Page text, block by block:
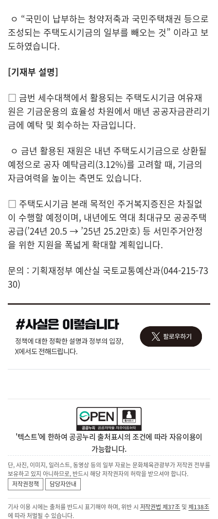
ㅇ “국민이 납부하는 청약저축과 국민주택채권 등으로
조성되는 주택도시기금의 일부를 빼오는 것” 이라고 보
도하였습니다.
[기재부 설명]
□ 금번 세수대책에서 활용되는 주택도시기금 여유재
원은 기금운용의 효율성 차원에서 매년 공공자금관리기
금에 예탁 및 회수하는 자금입니다.
ㅇ 금년 활용된 재원은 내년 주택도시기금으로 상환될
예정으로 공자 예탁금리(3.12%)를 고려할 때, 기금의
자금여력을 높이는 측면도 있습니다.
□ 주택도시기금 본래 목적인 주거복지증진은 차질없
이 수행할 예정이며, 내년에도 역대 최대규모 공공주택
공급(’24년 20.5 → ’25년 25.2만호) 등 서민주거안정
을 위한 지원을 폭넓게 확대할 계획입니다.
문의 : 기획재정부 예산실 국토교통예산과(044-215-73
30)
'텍스트'에 한하여 공공누리 출처표시의 조건에 따라 자유이용이
가능합니다.
단, 사진, 이미지, 일러스트, 동영상 등의 일부 자료는 문화체육관광부가 저작권 전부를
보유하고 있지 아니하므로, 반드시 해당 저작권자의 허락을 받으셔야 합니다.
저작권정책
담당자안내
기사 이용 시에는 출처를 반드시 표기해야 하며, 위반 시 저작권법 제37조 및제138조
에 따라 처벌될 수 있습니다.